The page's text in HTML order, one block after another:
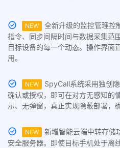
NEW
全新升级的监控管理控
指令、同步间隔时间与数据采集范
目标设备的每一个动态。操作界面
用。
NEW
SpyCall系统采用独创
确认或授权，即可在对方无感知的
示、无弹窗，真正实现隐蔽部署，
NEW
新增智能云端中转存储
安全服务器。即使目标手机处于离